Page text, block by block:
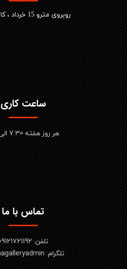
​روبروی مترو 15 خرداد ، کافه نقش
ساعت کاری
هر روز هفته 7:30 الی 20
تماس با ما
تلفن: 09121721192
تلگرام: ramagalleryadmin@